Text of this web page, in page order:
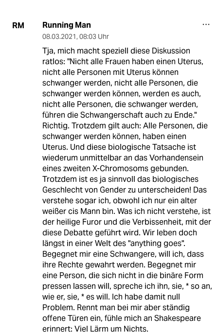
RM Running Man
08.03.2021, 08:03 Uhr
Tja, mich macht speziell diese Diskussion
ratlos: "Nicht alle Frauen haben einen Uterus,
nicht alle Personen mit Uterus können
schwanger werden, nicht alle Personen, die
schwanger werden können, werden es auch,
nicht alle Personen, die schwanger werden,
führen die Schwangerschaft auch zu Ende."
Richtig. Trotzdem gilt auch: Alle Personen, die
schwanger werden können, haben einen
Uterus. Und diese biologische Tatsache ist
wiederum unmittelbar an das Vorhandensein
eines zweiten X-Chromosoms gebunden.
Trotzdem ist es ja sinnvoll das biologisches
Geschlecht von Gender zu unterscheiden! Das
verstehe sogar ich, obwohl ich nur ein alter
weißer cis Mann bin. Was ich nicht verstehe, ist
der heilige Furor und die Verbissenheit, mit der
diese Debatte geführt wird. Wir leben doch
längst in einer Welt des "anything goes".
Begegnet mir eine Schwangere, will ich, dass
ihre Rechte gewahrt werden. Begegnet mir
eine Person, die sich nicht in die binäre Form
pressen lassen will, spreche ich ihn, sie, * so an,
wie er, sie, * es will. Ich habe damit null
Problem. Rennt man bei mir aber ständig
offene Türen ein, fühle mich an Shakespeare
erinnert: Viel Lärm um Nichts.